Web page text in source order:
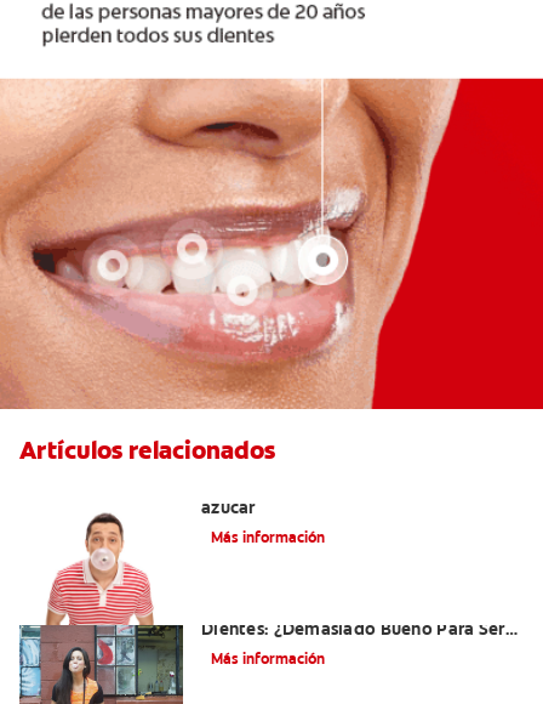
Artículos relacionados
azúcar
Más información
Dientes: ¿Demasiado Bueno Para Ser
Verdad?
Más información